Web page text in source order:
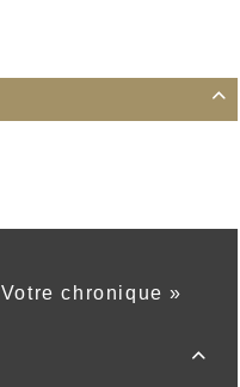

Votre chronique »
